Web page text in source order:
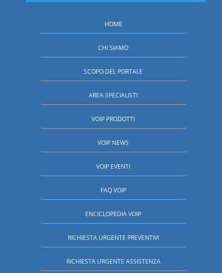
HOME
CHI SIAMO
SCOPO DEL PORTALE
AREA SPECIALISTI
VOIP PRODOTTI
VOIP NEWS
VOIP EVENTI
FAQ VOIP
ENCICLOPEDIA VOIP
RICHIESTA URGENTE PREVENTIVI
RICHIESTA URGENTE ASSISTENZA